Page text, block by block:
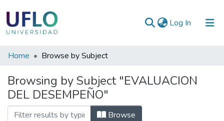
Log In (current)
Communities
Collections
All of RIUFLO
Home Browse by Subject
Browsing by Subject "EVALUACION
DEL DESEMPEÑO"
Browse